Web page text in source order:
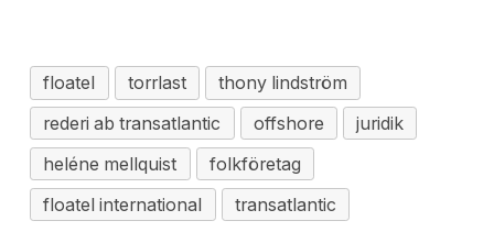
floatel torrlast
thony lindström
rederi ab transatlantic
offshore
juridik
heléne mellquist
folkföretag
floatel international
transatlantic